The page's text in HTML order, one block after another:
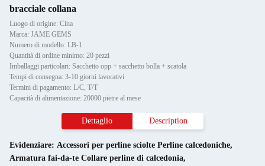
bracciale collana
Luogo di origine: Cina
Marca: JAME GEMS
Numero di modello: LB-1
Quantità di ordine minimo: 20 pezzi
Imballaggi particolari: Sacchetto opp + sacchetto bolla + scatola
Tempi di consegna: 3-10 giorni lavorativi
Termini di pagamento: L/C, T/T
Capacità di alimentazione: 20000 pietre al mese
Dettaglio Description
Evidenziare: Accessori per perline sciolte Perline calcedoniche,
Armatura fai-da-te Collare perline di calcedonia,